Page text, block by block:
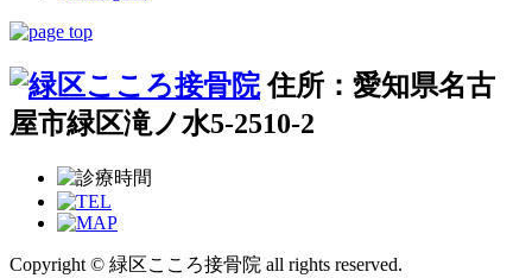
住所：愛知県名古
屋市緑区滝ノ水5-2510-2
Copyright © 緑区こころ接骨院 all rights reserved.